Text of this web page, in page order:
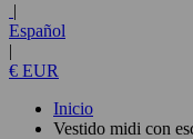
|
Español
|
€ EUR
Inicio
Vestido midi con